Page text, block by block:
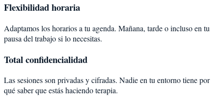
Flexibilidad horaria
Adaptamos los horarios a tu agenda. Mañana, tarde o incluso en tu
pausa del trabajo si lo necesitas.
Total confidencialidad
Las sesiones son privadas y cifradas. Nadie en tu entorno tiene por
qué saber que estás haciendo terapia.